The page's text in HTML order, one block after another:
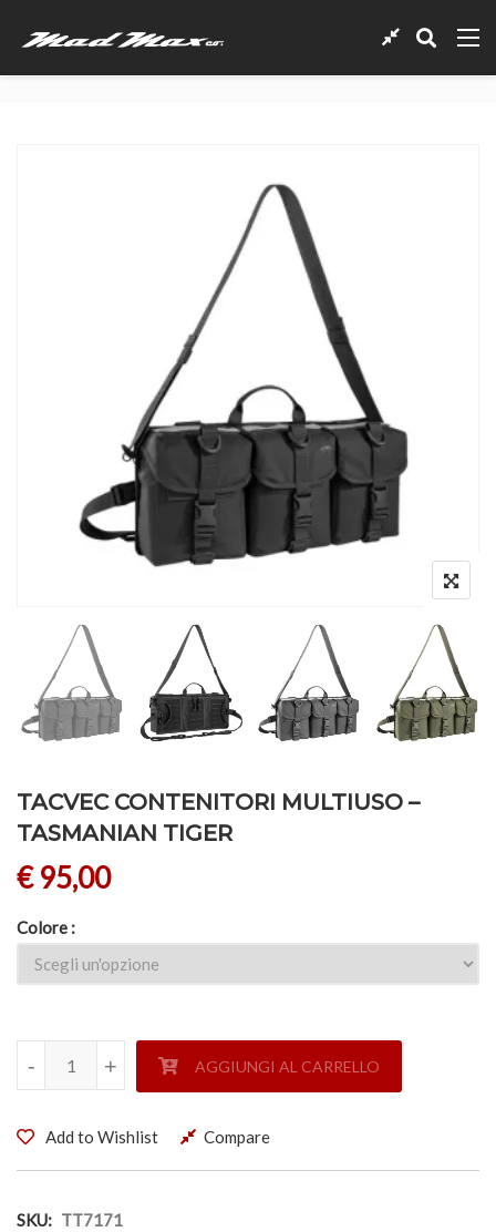
TACVEC CONTENITORI MULTIUSO –
TASMANIAN TIGER
€95,00
Colore
TACVEC CONTENITORI MULTIUSO - TASMANIAN TIGER
+
- +
- AGGIUNGI AL CARRELLO
Add to Wishlist Compare
SKU: TT7171